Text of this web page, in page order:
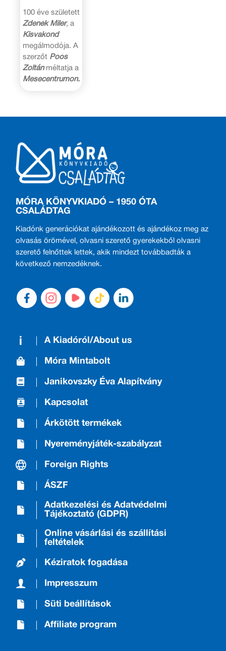
100 éve született
Zdeněk Miler, a
Kisvakond
megálmodója. A
szerzőt Poós
Zoltán méltatja a
Mesecentrumon.
MÓRA KÖNYVKIADÓ – 1950 ÓTA
CSALÁDTAG
Kiadónk generációkat ajándékozott és ajándékoz meg az
olvasás örömével, olvasni szerető gyerekekből olvasni
szerető felnőttek lettek, akik mindezt továbbadták a
következő nemzedéknek.
A Kiadóról/About us
Móra Mintabolt
Janikovszky Éva Alapítvány
Kapcsolat
Árkötött termékek
Nyereményjáték-szabályzat
Foreign Rights
ÁSZF
Adatkezelési és Adatvédelmi
Tájékoztató (GDPR)
Online vásárlási és szállítási
feltételek
Kéziratok fogadása
Impresszum
Süti beállítások
Affiliate program